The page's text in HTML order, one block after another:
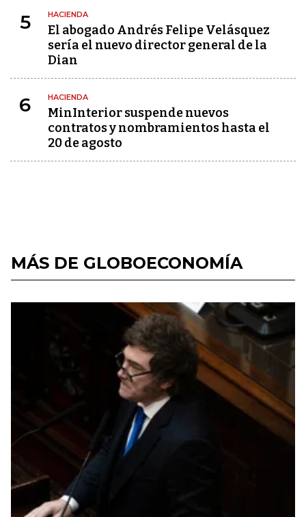
5 HACIENDA
El abogado Andrés Felipe Velásquez
sería el nuevo director general de la
Dian
6 HACIENDA
MinInterior suspende nuevos
contratos y nombramientos hasta el
20 de agosto
MÁS DE GLOBOECONOMÍA